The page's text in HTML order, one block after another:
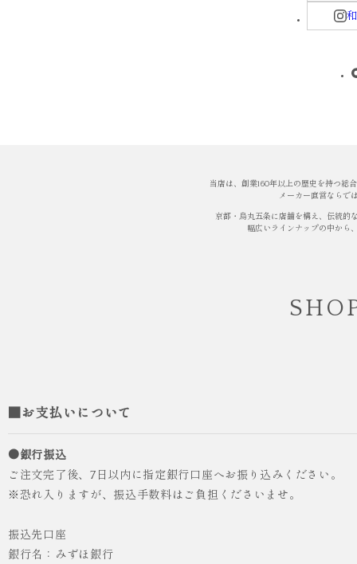
当店は、創業160年以上の歴史を持つ総
メーカー直営ならで
京都・烏丸五条に店舗を構え、伝統的
幅広いラインナップの中から
■お支払いについて
●銀行振込
ご注文完了後、7日以内に指定銀行口座へお振り込みください。
※恐れ入りますが、振込手数料はご負担くださいませ。
振込先口座
銀行名：みずほ銀行